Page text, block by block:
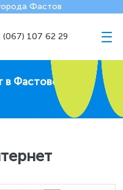
Фастов
(067) 107 62 29
в Фастове